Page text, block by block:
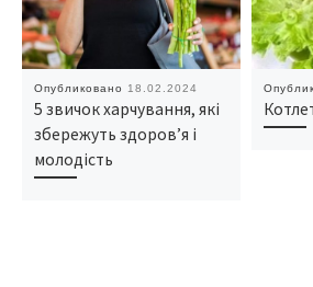
Опубликовано 18.02.2024
5 звичок харчування, які
збережуть здоров’я і
молодість